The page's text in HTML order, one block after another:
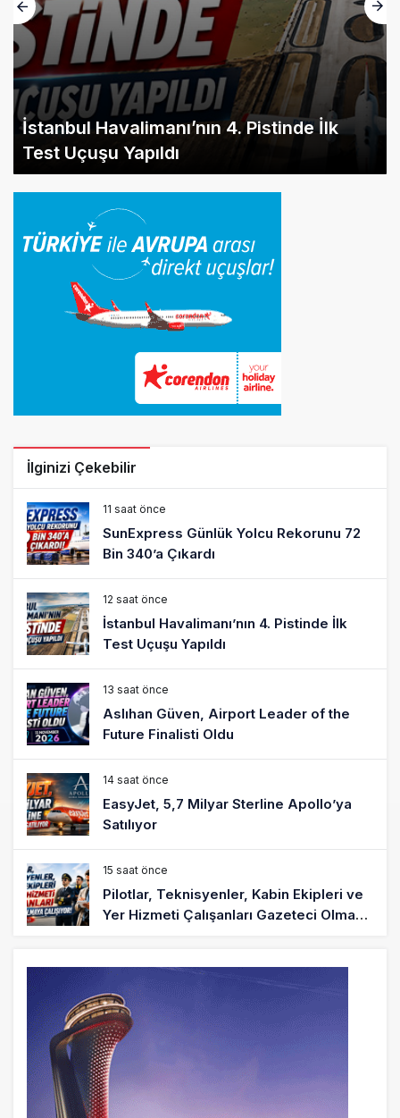
İstanbul Havalimanı’nın 4. Pistinde İlk
Test Uçuşu Yapıldı
İlginizi Çekebilir
11 saat önce
SunExpress Günlük Yolcu Rekorunu 72
Bin 340’a Çıkardı
12 saat önce
İstanbul Havalimanı’nın 4. Pistinde İlk
Test Uçuşu Yapıldı
13 saat önce
Aslıhan Güven, Airport Leader of the
Future Finalisti Oldu
14 saat önce
EasyJet, 5,7 Milyar Sterline Apollo’ya
Satılıyor
15 saat önce
Pilotlar, Teknisyenler, Kabin Ekipleri ve
Yer Hizmeti Çalışanları Gazeteci Olmaya
BookingAgora’dan Dubai’ye iki FAM Trip
19 saat önce
AJet Uçuşlarıyla Rus Turist İçin Yeni
Türkiye Rotası